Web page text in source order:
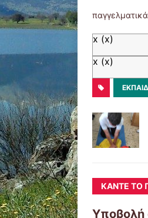
x (x)
x (x)
ΚΆΝΤΕ ΤΟ
Υποβολή